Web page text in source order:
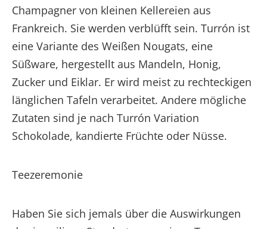
Champagner von kleinen Kellereien aus
Frankreich. Sie werden verblüfft sein. Turrón ist
eine Variante des Weißen Nougats, eine
Süßware, hergestellt aus Mandeln, Honig,
Zucker und Eiklar. Er wird meist zu rechteckigen
länglichen Tafeln verarbeitet. Andere mögliche
Zutaten sind je nach Turrón Variation
Schokolade, kandierte Früchte oder Nüsse.
Teezeremonie
Haben Sie sich jemals über die Auswirkungen